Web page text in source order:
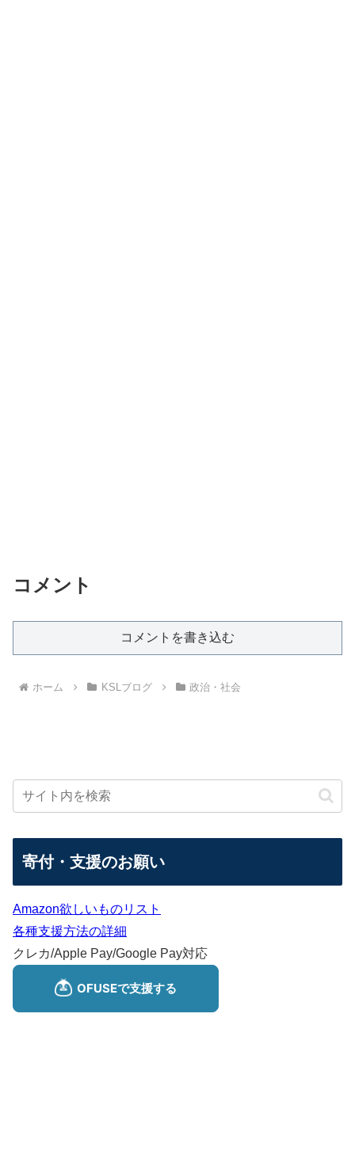
コメント
コメントを書き込む
ホーム KSLブログ 政治・社会
寄付・支援のお願い
Amazon欲しいものリスト
各種支援方法の詳細
クレカ/Apple Pay/Google Pay対応